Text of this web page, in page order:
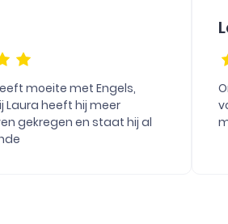
moeite met Engels,
Laura heeft hij meer
gekregen en staat hij al